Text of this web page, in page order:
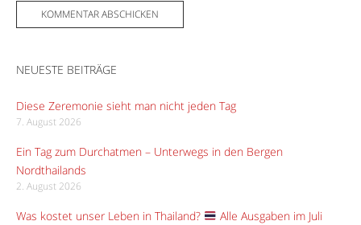
NEUESTE BEITRÄGE
Diese Zeremonie sieht man nicht jeden Tag
7. August 2026
Ein Tag zum Durchatmen – Unterwegs in den Bergen
Nordthailands
2. August 2026
Was kostet unser Leben in Thailand?
Alle Ausgaben im Juli